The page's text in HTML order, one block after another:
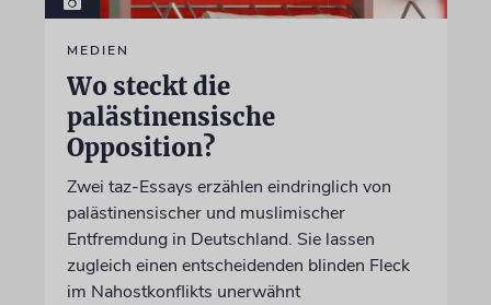
MEDIEN
Wo steckt die
palästinensische
Opposition?
Zwei taz-Essays erzählen eindringlich von
palästinensischer und muslimischer
Entfremdung in Deutschland. Sie lassen
zugleich einen entscheidenden blinden Fleck
im Nahostkonflikts unerwähnt